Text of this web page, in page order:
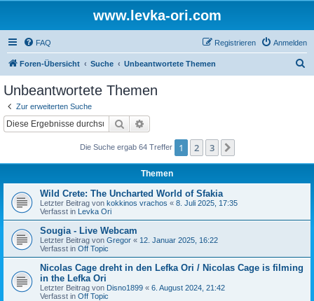
www.levka-ori.com
FAQ Anmelden
Registrieren
Foren-Übersicht Suche Unbeantwortete Themen
Unbeantwortete Themen
Zur erweiterten Suche
Suche
Die Suche ergab 64 Treffer 1 2 3
Themen
Wild Crete: The Uncharted World of Sfakia
Letzter Beitrag von kokkinos vrachos « 8. Juli 2025, 17:35
Verfasst in Levka Ori
Sougia - Live Webcam
Letzter Beitrag von Gregor « 12. Januar 2025, 16:22
Verfasst in Off Topic
Nicolas Cage dreht in den Lefka Ori / Nicolas Cage is filming
in the Lefka Ori
Letzter Beitrag von Disno1899 « 6. August 2024, 21:42
Verfasst in Off Topic